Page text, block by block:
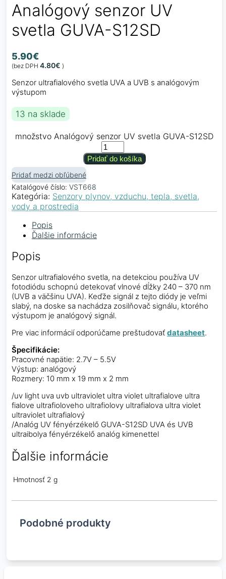
Analógový senzor UV
svetla GUVA-S12SD
5.90€
(bez DPH 4.80€ )
Senzor ultrafialového svetla UVA a UVB s analógovým
výstupom
13 na sklade
množstvo Analógový senzor UV svetla GUVA-S12SD
Pridať do košíka
Pridať medzi obľúbené
Katalógové číslo: VST668
Kategória: Senzory plynov, vzduchu, tepla, svetla,
vody a prostredia
Popis
Ďalšie informácie
Popis
Senzor ultrafialového svetla, na detekciou používa UV
fotodiódu schopnú detekovať vlnové dĺžky 240 – 370 nm
(UVB a väčšinu UVA). Keďže signál z tejto diódy je veľmi
slabý, na doske sa nachádza zosilňovač signálu, ktorého
výstupom je analógový signál.
Pre viac informácií odporúčame preštudovať datasheet.
Špecifikácie:
Pracovné napätie: 2.7V – 5.5V
Výstup: analógový
Rozmery: 10 mm x 19 mm x 2 mm
/uv light uva uvb ultraviolet ultra violet ultrafialove ultra
fialove ultrafioloveho ultrafiolovy ultrafialova ultra violet
ultraviolet ultrafialový
/Analóg UV fényérzékelő GUVA-S12SD UVA és UVB
ultraibolya fényérzékelő analóg kimenettel
Ďalšie informácie
Hmotnosť 2 g
Podobné produkty